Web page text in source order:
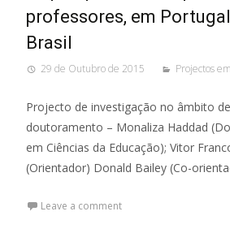
professores, em
Brasil
29 de Outubro de 2015 Projectos
Projecto de investigação no âmbito de
doutoramento – Monaliza Haddad
em Ciências da Educação); Vitor
(Orientador) Donald Bailey (Co-
Leave a comment